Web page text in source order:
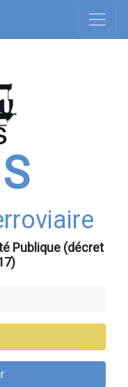
Publique (décret